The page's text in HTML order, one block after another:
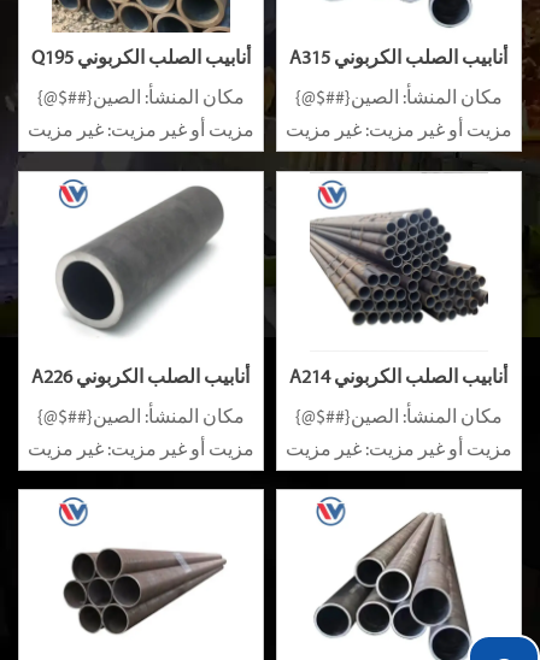
أنابيب الصلب الكربوني Q195
مكان المنشأ: الصين{##$@}
مزيت أو غير مزيت: غير مزيت
سبيكة
أنابيب الصلب الكربوني A315
مكان المنشأ: الصين{##$@}
مزيت أو غير مزيت: غير مزيت
أنابيب الصلب الكربوني A226
A315
مكان المنشأ: الصين{##$@}
مزيت أو غير مزيت: غير مزيت
أنابيب الصلب الكربوني A214
A192
مكان المنشأ: الصين{##$@}
مزيت أو غير مزيت: غير مزيت
سبيكة